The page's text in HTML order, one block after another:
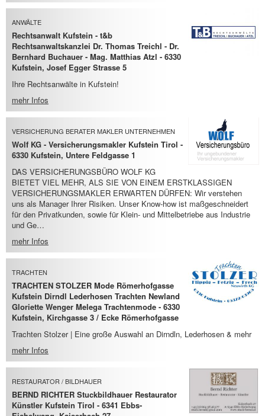
ANWÄLTE
Rechtsanwalt Kufstein - t&b
Rechtsanwaltskanzlei Dr. Thomas Treichl - Dr.
Bernhard Buchauer - Mag. Matthias Atzl - 6330
Kufstein, Josef Egger Strasse 5
Ihre Rechtsanwälte in Kufstein!
mehr Infos
VERSICHERUNG BERATER MAKLER UNTERNEHMEN
Wolf KG - Versicherungsmakler Kufstein Tirol -
6330 Kufstein, Untere Feldgasse 1
DAS VERSICHERUNGSBÜRO WOLF KG
BIETET VIEL MEHR, ALS SIE VON EINEM ERSTKLASSIGEN
VERSICHERUNGSMAKLER ERWARTEN DÜRFEN: Wir verstehen
uns als Manager Ihrer Risiken. Unser Know-how ist maßgeschneidert
für den Privatkunden, sowie für Klein- und Mittelbetriebe aus Industrie
und Ge…
mehr Infos
TRACHTEN
TRACHTEN STOLZER Mode Römerhofgasse
Kufstein Dirndl Lederhosen Trachten Newland
Gloriette Wenger Melega Trachtenmode - 6330
Kufstein, Kirchgasse 3 / Ecke Römerhofgasse
Trachten Stolzer | Eine große Auswahl an Dirndln, Lederhosen & mehr
mehr Infos
RESTAURATOR / BILDHAUER
BERND RICHTER Stuckbildhauer Restaurator
Künstler Kufstein Tirol - 6341 Ebbs-